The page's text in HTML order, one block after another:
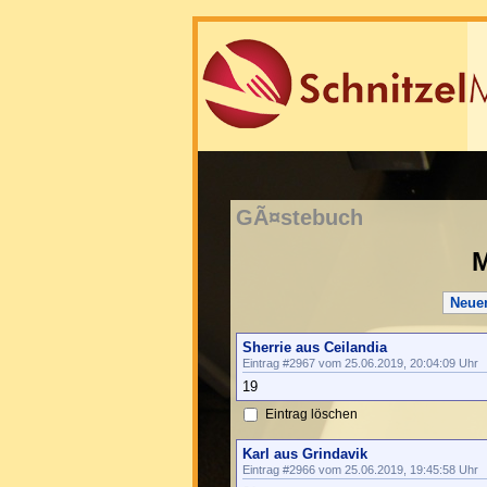
GÃ¤stebuch
Sherrie aus Ceilandia
Eintrag #2967 vom 25.06.2019, 20:04:09 Uhr
19
Eintrag löschen
Karl aus Grindavik
Eintrag #2966 vom 25.06.2019, 19:45:58 Uhr